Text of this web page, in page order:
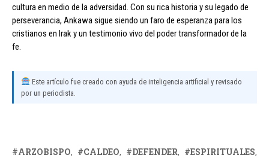
cultura en medio de la adversidad. Con su rica historia y su legado de
perseverancia, Ankawa sigue siendo un faro de esperanza para los
cristianos en Irak y un testimonio vivo del poder transformador de la
fe.
Este artículo fue creado con ayuda de inteligencia artificial y revisado
por un periodista.
ARZOBISPO CALDEO DEFENDER
ESPIRITUALES